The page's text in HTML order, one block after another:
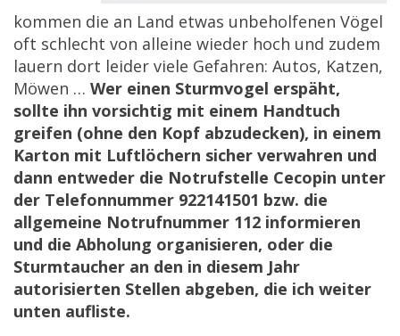
kommen die an Land etwas unbeholfenen Vögel
oft schlecht von alleine wieder hoch und zudem
lauern dort leider viele Gefahren: Autos, Katzen,
Möwen … Wer einen Sturmvogel erspäht,
sollte ihn vorsichtig mit einem Handtuch
greifen (ohne den Kopf abzudecken), in einem
Karton mit Luftlöchern sicher verwahren und
dann entweder die Notrufstelle Cecopin unter
der Telefonnummer 922141501 bzw. die
allgemeine Notrufnummer 112 informieren
und die Abholung organisieren, oder die
Sturmtaucher an den in diesem Jahr
autorisierten Stellen abgeben, die ich weiter
unten aufliste.